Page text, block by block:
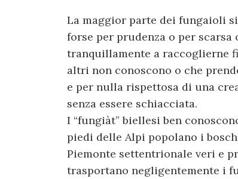
La maggior parte dei fungaioli
forse per prudenza o per
tranquillamente a raccoglierne
altri non conoscono o che
e per nulla rispettosa di una
senza essere schiacciata.
I “fungiàt” biellesi ben
piedi delle Alpi popolano i
Piemonte settentrionale veri e
trasportano negligentemente i